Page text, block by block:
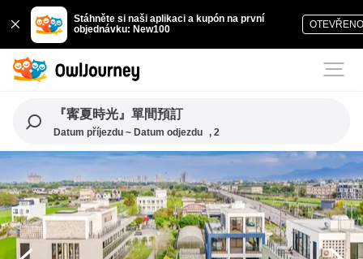
Stáhněte si naši aplikaci a kupón na první
objednávku: New100
『寗夏時光』單間預訂
Datum příjezdu ~ Datum odjezdu , 2